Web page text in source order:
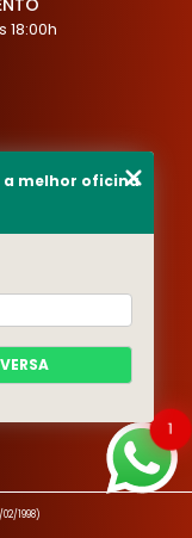
18:00h
1998)
1
a melhor oficina